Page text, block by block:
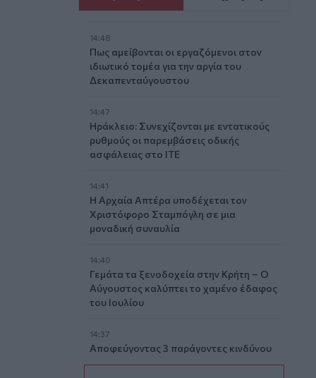
14:48
Πως αμείβονται οι εργαζόμενοι στον
ιδιωτικό τομέα για την αργία του
Δεκαπενταύγουστου
14:47
Ηράκλειο: Συνεχίζονται με εντατικούς
ρυθμούς οι παρεμβάσεις οδικής
ασφάλειας στο ΙΤΕ
14:41
Η Αρχαία Απτέρα υποδέχεται τον
Χριστόφορο Σταμπόγλη σε μια
μοναδική συναυλία
14:40
Γεμάτα τα ξενοδοχεία στην Κρήτη – Ο
Αύγουστος καλύπτει το χαμένο έδαφος
του Ιουλίου
14:37
Αποφεύγοντας 3 παράγοντες κινδύνου
κερδίζουμε 13 επιπλέον χρόνια χωρίς